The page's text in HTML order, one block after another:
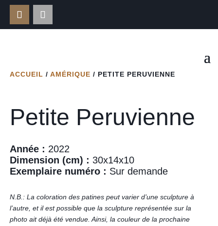
ACCUEIL / AMÉRIQUE / PETITE PERUVIENNE
Petite Peruvienne
Année : 2022
Dimension (cm) : 30x14x10
Exemplaire numéro : Sur demande
N.B.: La coloration des patines peut varier d’une sculpture à
l’autre, et il est possible que la sculpture représentée sur la
photo ait déjà été vendue. Ainsi, la couleur de la prochaine